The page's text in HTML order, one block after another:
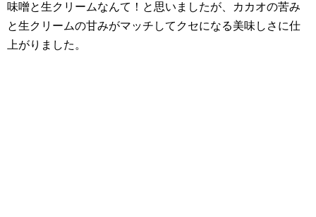
味噌と生クリームなんて！と思いましたが、カカオの苦み
と生クリームの甘みがマッチしてクセになる美味しさに仕
上がりました。